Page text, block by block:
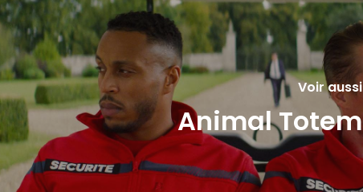
Voir aussi
Animal Totem